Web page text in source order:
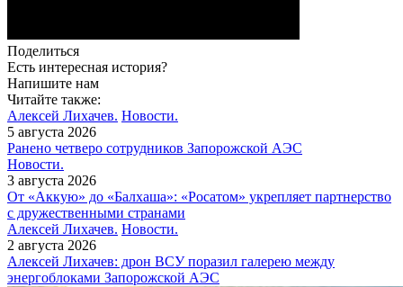
Поделиться
Есть интересная история?
Напишите нам
Читайте также:
Алексей Лихачев. Новости.
5 августа 2026
Ранено четверо сотрудников Запорожской АЭС
Новости.
3 августа 2026
От «Аккую» до «Балхаша»: «Росатом» укрепляет партнерство
с дружественными странами
Алексей Лихачев. Новости.
2 августа 2026
Алексей Лихачев: дрон ВСУ поразил галерею между
энергоблоками Запорожской АЭС